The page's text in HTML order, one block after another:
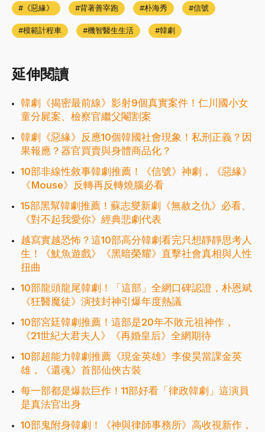
《惡緣》 背著善宰跑 朴海秀 信號
模範計程車 機智醫生生活 韓劇
延伸閱讀
韓劇《揭密最前線》影射9個真實案件！仁川國小女
童分屍案、檢察官繼父閹割案
韓劇《惡緣》反應10個韓國社會現象！私刑正義？因
果報應？器官買賣與身體商品化？
10部非線性敘事韓劇推薦！《信號》神劇，《惡緣》
《Mouse》反轉再反轉燒腦必看
15部黑幫韓劇推薦！蘇志燮新劇《無赦之仇》必看、
《對不起我愛你》經典悲劇代表
越寫實越恐怖？這10部高分韓劇看完只想靜靜思考人
生！《魷魚遊戲》《黑暗榮耀》直擊社會真相與人性
扭曲
10部龍頭龍尾韓劇！「這部」全網口碑認證，朴恩斌
《狂醫魔徒》演技封神引爆年度熱議
10部宮廷韓劇推薦！這部是20年不敗元祖神作，
《21世紀大君夫人》《再婚皇后》全網期待
10部超能力韓劇推薦《現金英雄》李俊昊當課金英
雄，《還魂》首部仙俠古裝
每一部都是爆款巨作！11部好看「律政韓劇」這演員
是真法官出身
10部鬼附身韓劇！《神與律師事務所》高收視新作，